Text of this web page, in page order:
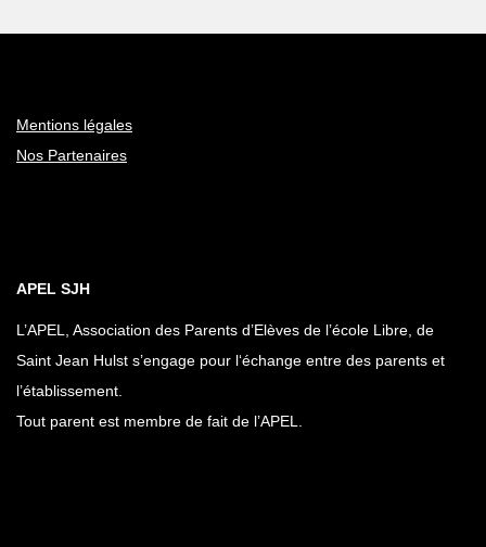
Mentions légales
Nos Partenaires
APEL SJH
L’APEL, Association des Parents d’Elèves de l’école Libre, de
Saint Jean Hulst s’engage pour l‘échange entre des parents et
l’établissement.
Tout parent est membre de fait de l’APEL.